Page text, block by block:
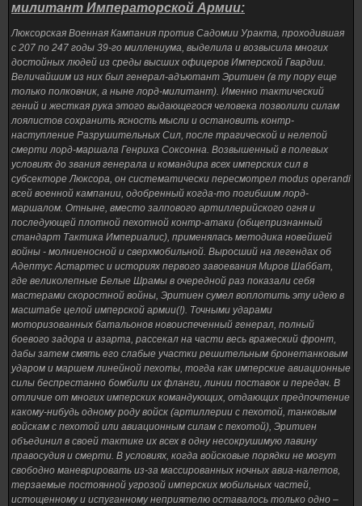
милитант Императорской Армии:
Люксорская Военная Кампания против Садомии Уракта, проходившая
с 207 по 247 годы 39-го миллениума, выделила и возвысила многих
достойных людей из среды высших офицеров Имперской Гвардии.
Величайшим из них был генерал-адъютант Эритиен (в ту пору еще
только полковник, а ныне лорд-милитант). Именно тактический
гений и жесткая рука этого выдающегося человека позволили силам
лоялистов сохранить ясность мысли и остановить контр-
наступление Разрушительных Сил, после трагической и нелепой
смерти лорд-маршала Генриха Соксонна. Возвышенный в полевых
условиях до звания генерала и командира всех имперских сил в
субсекторе Люксора, он систематически пересмотрел modus operandi
всей военной кампании, одобренный когда-то погибшим лорд-
маршалом. Отныне, вместо залпового артиллерийского огня и
последующей плотной пехотной контр-атаки (общепризнанный
стандарт Тактика Империалис), применялась методика новейшей
войны - молниеносной и сверхмобильной. Выросший на легендах об
Адептус Астартес и историях первого завоевания Миров Шаббат,
где великолепные Белые Шрамы в очередной раз показали себя
мастерами скоростной войны, Эритиен сумел воплотить эту идею в
масштабе целой имперской армии(!). Точными ударами
моторизованных батальонов новоиспеченный генерал, полный
боевого задора и азарта, рассекал на части весь вражеский фронт,
дабы затем смять его слабые участки решительным бронетанковым
ударом и маршем линейной пехоты, тогда как имперские авиационные
силы беспрестанно бомбили их фланги, линии поставок и передач. В
отличие от многих имперских командующих, отдающих предпочтение
какому-нибудь одному роду войск (артиллерии с пехотой, танковым
войскам с пехотой или авиационным силам с пехотой), Эритиен
объединил в своей тактике их всех в одну несокрушимую лавину
правосудия и смерти. В условиях, когда войсковые порядки не могут
свободно маневрировать из-за массированных ночных авиа-налетов,
терзаемые постоянной угрозой имперских мобильных частей,
истощенному и испуганному неприятелю оставалось только одно –